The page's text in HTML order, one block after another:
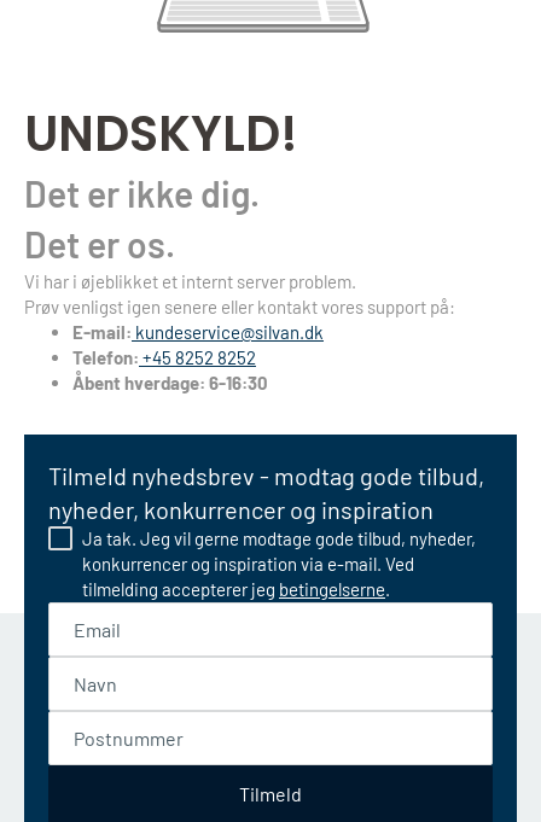
UNDSKYLD!
Det er ikke dig.
Det er os.
Vi har i øjeblikket et internt server problem.
Prøv venligst igen senere eller kontakt vores support på:
E-mail: kundeservice@silvan.dk
Telefon: +45 8252 8252
Åbent hverdage: 6-16:30
Tilmeld nyhedsbrev - modtag gode tilbud,
nyheder, konkurrencer og inspiration
Ja tak. Jeg vil gerne modtage gode tilbud, nyheder,
konkurrencer og inspiration via e-mail. Ved
tilmelding accepterer jeg betingelserne.
Tilmeld